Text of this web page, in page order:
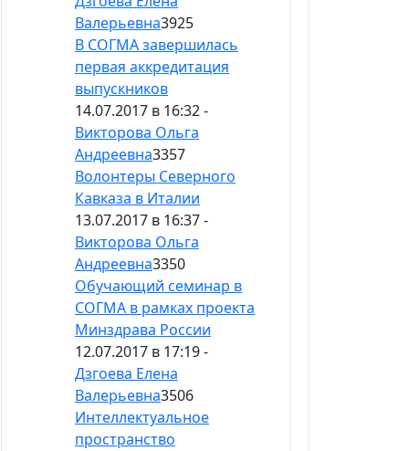
Валерьевна3925
В СОГМА завершилась
первая аккредитация
выпускников
14.07.2017 в 16:32 -
Викторова Ольга
Андреевна3357
Волонтеры Северного
Кавказа в Италии
13.07.2017 в 16:37 -
Викторова Ольга
Андреевна3350
Обучающий семинар в
СОГМА в рамках проекта
Минздрава России
12.07.2017 в 17:19 -
Дзгоева Елена
Валерьевна3506
Интеллектуальное
пространство